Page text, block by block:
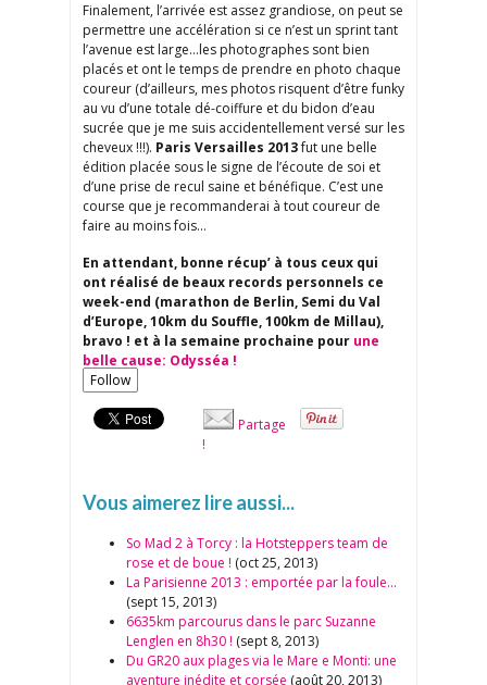
Finalement, l’arrivée est assez grandiose, on peut se
permettre une accélération si ce n’est un sprint tant
l’avenue est large…les photographes sont bien
placés et ont le temps de prendre en photo chaque
coureur (d’ailleurs, mes photos risquent d’être funky
au vu d’une totale dé-coiffure et du bidon d’eau
sucrée que je me suis accidentellement versé sur les
cheveux !!!). Paris Versailles 2013fut une belle
édition placée sous le signe de l’écoute de soi et
d’une prise de recul saine et bénéfique. C’est une
course que je recommanderai à tout coureur de
faire au moins fois…
En attendant, bonne récup’ à tous ceux qui
ont réalisé de beaux records personnels ce
week-end (marathon de Berlin, Semi du Val
d’Europe, 10km du Souffle, 100km de Millau),
bravo ! et à la semaine prochaine pour une
belle cause: Odysséa !
Follow
Partage
!
Vous aimerez lire aussi...
So Mad 2 à Torcy : la Hotsteppers team de
rose et de boue ! (oct 25, 2013)
La Parisienne 2013 : emportée par la foule…
(sept 15, 2013)
6635km parcourus dans le parc Suzanne
Lenglen en 8h30 ! (sept 8, 2013)
Du GR20 aux plages via le Mare e Monti: une
aventure inédite et corsée (août 20, 2013)